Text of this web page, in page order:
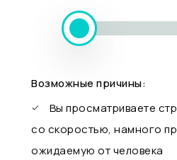
Возможные причины:
Вы просматриваете
со скоростью, намного
ожидаемую от человека